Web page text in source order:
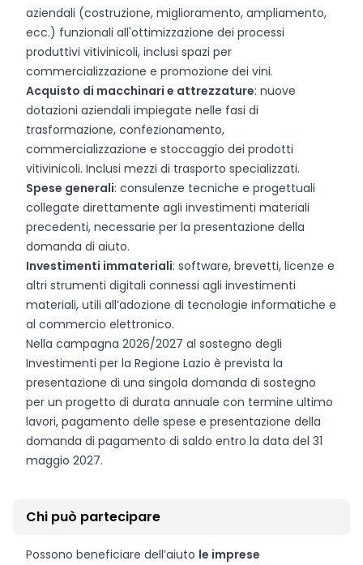
aziendali (costruzione, miglioramento, ampliamento,
ecc.) funzionali all'ottimizzazione dei processi
produttivi vitivinicoli, inclusi spazi per
commercializzazione e promozione dei vini.
Acquisto di macchinari e attrezzature: nuove
dotazioni aziendali impiegate nelle fasi di
trasformazione, confezionamento,
commercializzazione e stoccaggio dei prodotti
vitivinicoli. Inclusi mezzi di trasporto specializzati.
Spese generali: consulenze tecniche e progettuali
collegate direttamente agli investimenti materiali
precedenti, necessarie per la presentazione della
domanda di aiuto.
Investimenti immateriali: software, brevetti, licenze e
altri strumenti digitali connessi agli investimenti
materiali, utili all’adozione di tecnologie informatiche e
al commercio elettronico.
Nella campagna 2026/2027 al sostegno degli
Investimenti per la Regione Lazio è prevista la
presentazione di una singola domanda di sostegno
per un progetto di durata annuale con termine ultimo
lavori, pagamento delle spese e presentazione della
domanda di pagamento di saldo entro la data del 31
maggio 2027.
Chi può partecipare
Possono beneficiare dell’aiuto le imprese